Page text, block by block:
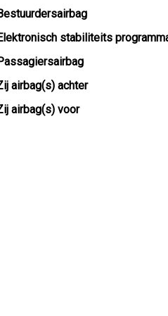
stabiliteits
airbag(s) achter
airbag(s) voor